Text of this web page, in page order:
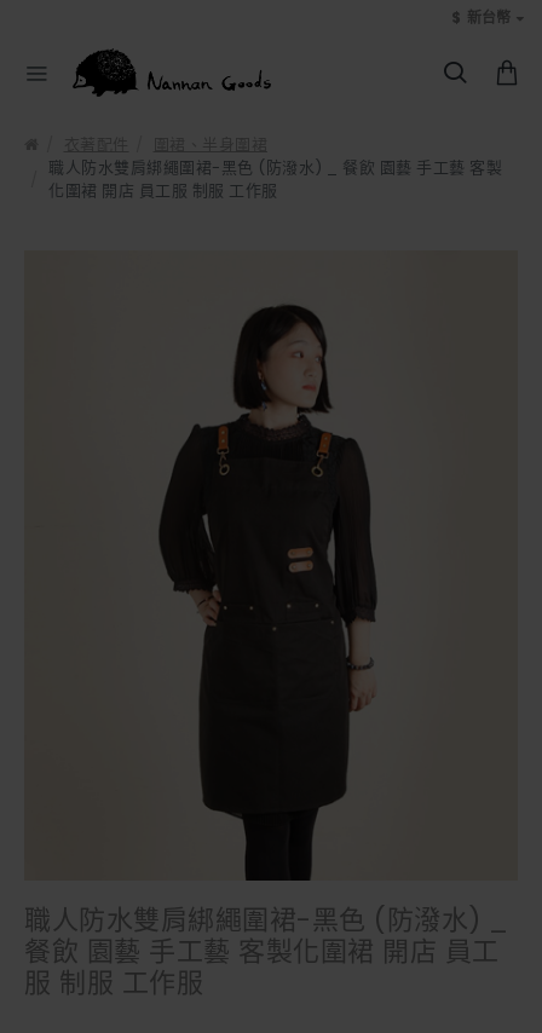
$ 新台幣
職人防水雙肩綁繩圍裙-黑色 (防潑水) _ 餐飲 園藝 手工藝 客製
化圍裙 開店 員工服 制服 工作服
職人防水雙肩綁繩圍裙-黑色 (防潑水) _
餐飲 園藝 手工藝 客製化圍裙 開店 員工
服 制服 工作服